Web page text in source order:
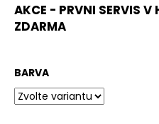
AKCE - PRVNI SERVIS
ZDARMA
BARVA
D
o
p